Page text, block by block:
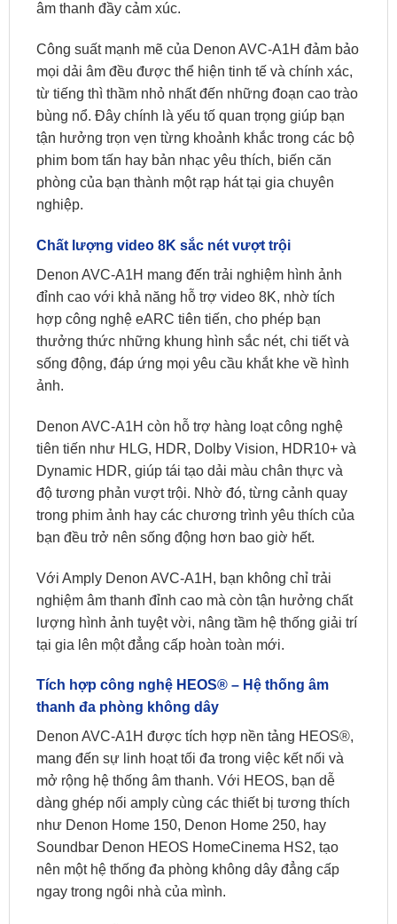
âm thanh đầy cảm xúc.
Công suất mạnh mẽ của Denon AVC-A1H đảm bảo
mọi dải âm đều được thể hiện tinh tế và chính xác,
từ tiếng thì thầm nhỏ nhất đến những đoạn cao trào
bùng nổ. Đây chính là yếu tố quan trọng giúp bạn
tận hưởng trọn vẹn từng khoảnh khắc trong các bộ
phim bom tấn hay bản nhạc yêu thích, biến căn
phòng của bạn thành một rạp hát tại gia chuyên
nghiệp.
Chất lượng video 8K sắc nét vượt trội
Denon AVC-A1H mang đến trải nghiệm hình ảnh
đỉnh cao với khả năng hỗ trợ video 8K, nhờ tích
hợp công nghệ eARC tiên tiến, cho phép bạn
thưởng thức những khung hình sắc nét, chi tiết và
sống động, đáp ứng mọi yêu cầu khắt khe về hình
ảnh.
Denon AVC-A1H còn hỗ trợ hàng loạt công nghệ
tiên tiến như HLG, HDR, Dolby Vision, HDR10+ và
Dynamic HDR, giúp tái tạo dải màu chân thực và
độ tương phản vượt trội. Nhờ đó, từng cảnh quay
trong phim ảnh hay các chương trình yêu thích của
bạn đều trở nên sống động hơn bao giờ hết.
Với Amply Denon AVC-A1H, bạn không chỉ trải
nghiệm âm thanh đỉnh cao mà còn tận hưởng chất
lượng hình ảnh tuyệt vời, nâng tầm hệ thống giải trí
tại gia lên một đẳng cấp hoàn toàn mới.
Tích hợp công nghệ HEOS® – Hệ thống âm
thanh đa phòng không dây
Denon AVC-A1H được tích hợp nền tảng HEOS®,
mang đến sự linh hoạt tối đa trong việc kết nối và
mở rộng hệ thống âm thanh. Với HEOS, bạn dễ
dàng ghép nối amply cùng các thiết bị tương thích
như Denon Home 150, Denon Home 250, hay
Soundbar Denon HEOS HomeCinema HS2, tạo
nên một hệ thống đa phòng không dây đẳng cấp
ngay trong ngôi nhà của mình.